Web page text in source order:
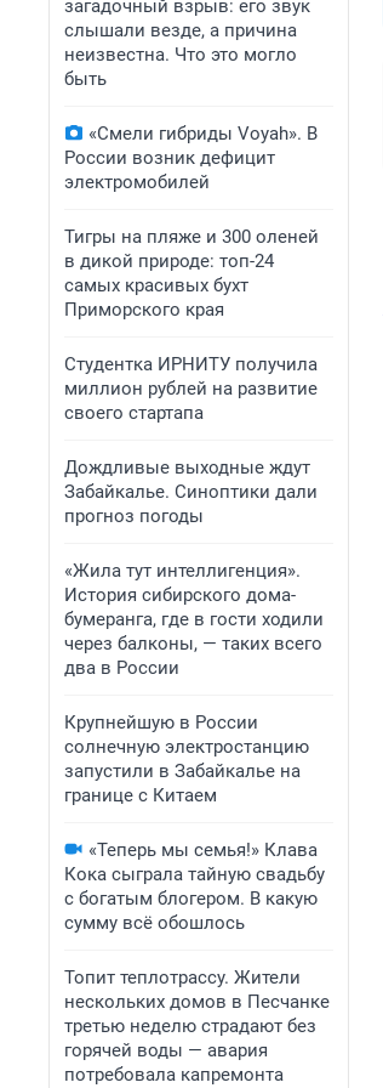
загадочный взрыв: его звук
слышали везде, а причина
неизвестна. Что это могло
быть
«Смели гибриды Voyah». В
России возник дефицит
электромобилей
Тигры на пляже и 300 оленей
в дикой природе: топ-24
самых красивых бухт
Приморского края
Студентка ИРНИТУ получила
миллион рублей на развитие
своего стартапа
Дождливые выходные ждут
Забайкалье. Синоптики дали
прогноз погоды
«Жила тут интеллигенция».
История сибирского дома-
бумеранга, где в гости ходили
через балконы, — таких всего
два в России
Крупнейшую в России
солнечную электростанцию
запустили в Забайкалье на
границе с Китаем
«Теперь мы семья!» Клава
Кока сыграла тайную свадьбу
с богатым блогером. В какую
сумму всё обошлось
Топит теплотрассу. Жители
нескольких домов в Песчанке
третью неделю страдают без
горячей воды — авария
потребовала капремонта